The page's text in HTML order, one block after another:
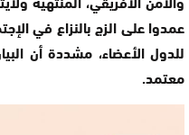
عمدوا على الزج بالنزاع في
للدول الأعضاء، مشددة أن
معتمد.